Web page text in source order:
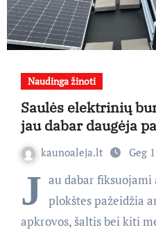
Naudinga žinoti
Saulės elektrinių
jau dabar daugėja
kaunoaleja.lt Geg
J au dabar
plokštes pažeidžia
apkrovos, šaltis bei kiti